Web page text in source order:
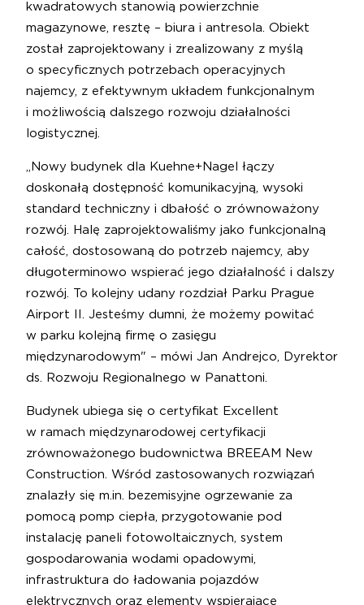
kwadratowych stanowią powierzchnie
magazynowe, resztę – biura i antresola. Obiekt
został zaprojektowany i zrealizowany z myślą
o specyficznych potrzebach operacyjnych
najemcy, z efektywnym układem funkcjonalnym
i możliwością dalszego rozwoju działalności
logistycznej.
„Nowy budynek dla Kuehne+Nagel łączy
doskonałą dostępność komunikacyjną, wysoki
standard techniczny i dbałość o zrównoważony
rozwój. Halę zaprojektowaliśmy jako funkcjonalną
całość, dostosowaną do potrzeb najemcy, aby
długoterminowo wspierać jego działalność i dalszy
rozwój. To kolejny udany rozdział Parku Prague
Airport II. Jesteśmy dumni, że możemy powitać
w parku kolejną firmę o zasięgu
międzynarodowym" – mówi Jan Andrejco, Dyrektor
ds. Rozwoju Regionalnego w Panattoni.
Budynek ubiega się o certyfikat Excellent
w ramach międzynarodowej certyfikacji
zrównoważonego budownictwa BREEAM New
Construction. Wśród zastosowanych rozwiązań
znalazły się m.in. bezemisyjne ogrzewanie za
pomocą pomp ciepła, przygotowanie pod
instalację paneli fotowoltaicznych, system
gospodarowania wodami opadowymi,
infrastruktura do ładowania pojazdów
elektrycznych oraz elementy wspierające